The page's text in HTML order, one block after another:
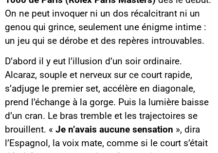
On ne peut invoquer ni un dos récalcitrant ni un
genou qui grince, seulement une énigme intime :
un jeu qui se dérobe et des repères introuvables.
D’abord il y eut l’illusion d’un soir ordinaire.
Alcaraz, souple et nerveux sur ce court rapide,
s’adjuge le premier set, accélère en diagonale,
prend l’échange à la gorge. Puis la lumière baisse
d’un cran. Le bras tremble et les trajectoires se
brouillent. « Je n’avais aucune sensation », dira
l’Espagnol, la voix mate, comme si le court s’était